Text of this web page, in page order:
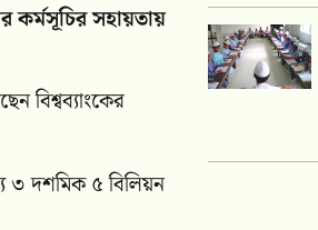
কর্মসূচির সহায়তায়
বিশ্বব্যাংকের
৩ দশমিক ৫ বিলিয়ন